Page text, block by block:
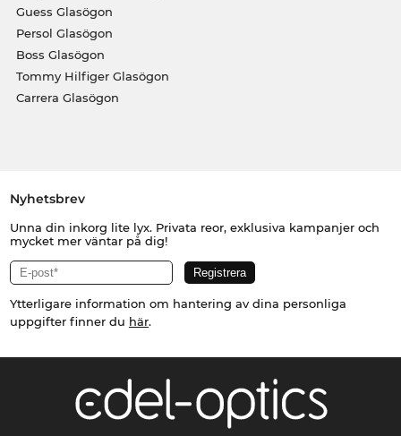
Guess Glasögon
Persol Glasögon
Boss Glasögon
Tommy Hilfiger Glasögon
Carrera Glasögon
Nyhetsbrev
Unna din inkorg lite lyx. Privata reor, exklusiva kampanjer och
mycket mer väntar på dig!
Ytterligare information om hantering av dina personliga
uppgifter finner du här.